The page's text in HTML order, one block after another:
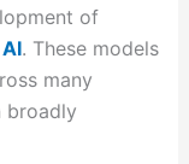
of
. These models
many
broadly